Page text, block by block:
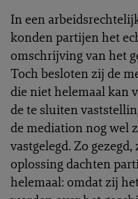
In een
konden partijen het
omschrijving van het
Toch besloten zij de
die niet helemaal kan
de te sluiten
de mediation nog wel
vastgelegd. Zo
oplossing dachten
helemaal: omdat zij